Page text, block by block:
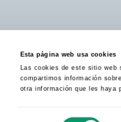
Esta página web usa cookies
Las cookies de este sitio web
compartimos información
otra información que les haya